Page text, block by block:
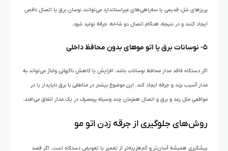
پریزهای شل، قدیمی یا سه‌راهی‌های غیراستاندارد می‌توانند نوسان برق یا اتصال ناقص
ایجاد کنند و در نتیجه، هنگام اتصال دو شاخه، جرقه تولید شود.
۵- نوسانات برق یا اتو موهای بدون محافظ داخلی
اگر دستگاه فاقد مدار محافظ نوسانات باشد، افزایش یا کاهش ناگهانی ولتاژ می‌تواند به
مدار آسیب بزند و جرقه ایجاد کند. این موضوع بیشتر در مناطقی با برق ناپایدار یا در
مواقعی مثل رعد و برق و اتصال همزمان چند وسیله پرمصرف در یک مدار اتفاق می‌افتد.
روش‌های جلوگیری از جرقه زدن اتو مو
پیشگیری همیشه آسان‌تر و کم‌هزینه‌تر از تعمیر یا تعویض دستگاه است. اگر قصد